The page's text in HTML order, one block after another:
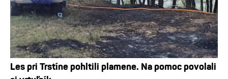
Les pri Trstíne pohltili plamene. Na pomoc povolali